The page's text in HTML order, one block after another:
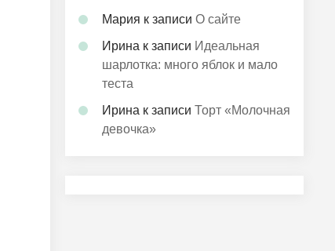
Мария к записиО сайте
Ирина к записи Идеальная
шарлотка: много яблок и мало
теста
Ирина к записиТорт «Молочная
девочка»